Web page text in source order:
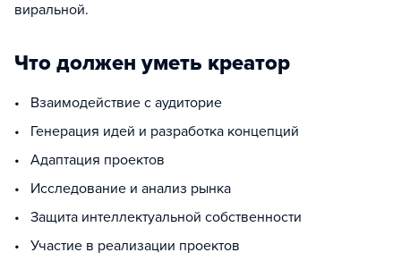
виральной.
Что должен уметь креатор
• Взаимодействие с аудиторие
• Генерация идей и разработка концепций
• Адаптация проектов
• Исследование и анализ рынка
• Защита интеллектуальной собственности
• Участие в реализации проектов